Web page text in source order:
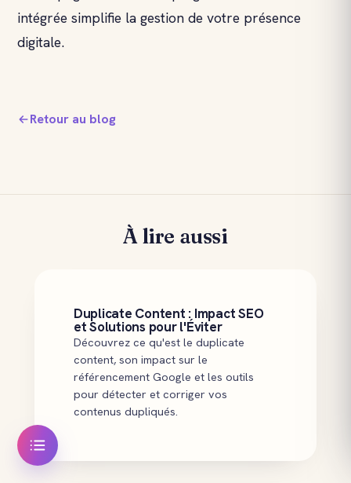
intégrée simplifie la gestion de votre présence
digitale.
Retour au blog
À lire aussi
Duplicate Content : Impact SEO
et Solutions pour l'Éviter
Découvrez ce qu'est le duplicate
content, son impact sur le
référencement Google et les outils
pour détecter et corriger vos
contenus dupliqués.